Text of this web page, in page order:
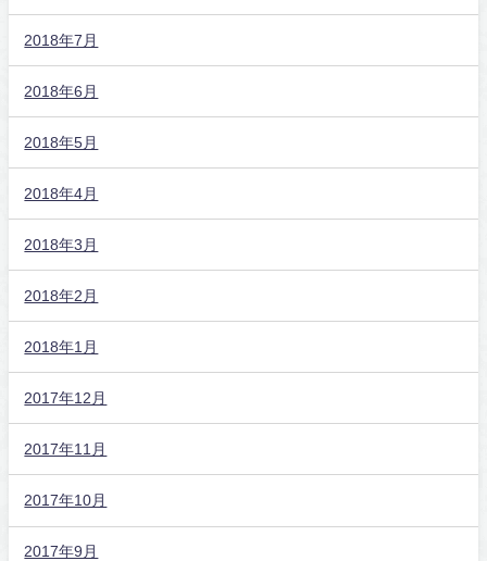
2018年7月
2018年6月
2018年5月
2018年4月
2018年3月
2018年2月
2018年1月
2017年12月
2017年11月
2017年10月
2017年9月